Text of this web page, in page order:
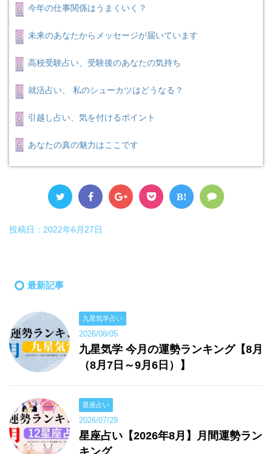
今年の仕事関係はうまくいく？
未来のあなたからメッセージが届いています
高校受験占い、受験後のあなたの気持ち
就活占い、 私のシューカツはどうなる？
引越し占い、気を付けるポイント
あなたの真の魅力はここです
B!
投稿日： 2022年6月27日
最新記事
九星気学占い
2026/08/05
九星気学 今月の運勢ランキング【8月
（8月7日～9月6日）】
星座占い
2026/07/29
星座占い【2026年8月】月間運勢ラン